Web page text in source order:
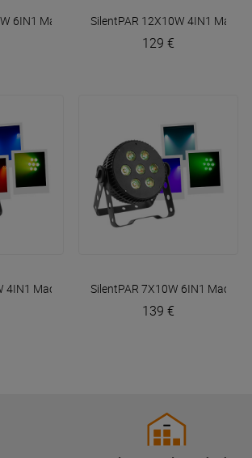
6IN1 Mac Mah SilentPAR 12X10W 4IN1 Mac
129 €
4IN1 Mac Mah SilentPAR 7X10W 6IN1 Mac
139 €